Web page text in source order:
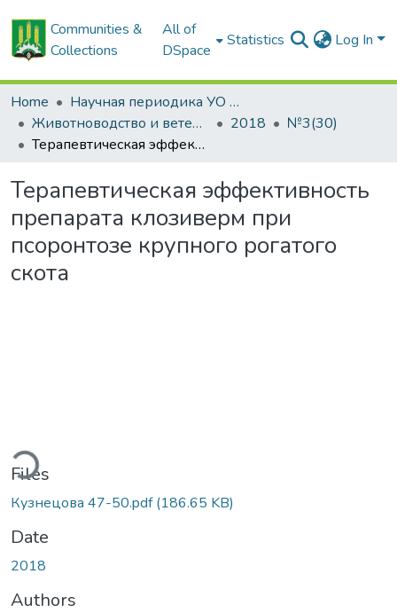
Communities &
Collections
All of
DSpace
Statistics Log In
Home
Научная периодика УО БГСХА
Животноводство и ветеринарная медицина: научно-практический журнал
2018
№3(30)
Терапевтическая эффективность препарата клозиверм при псоронтозе крупного рогатого скота
Терапевтическая эффективность
препарата клозиверм при
псоронтозе крупного рогатого
скота
Files
Кузнецова 47-50.pdf(186.65 KB)
Date
2018
Authors